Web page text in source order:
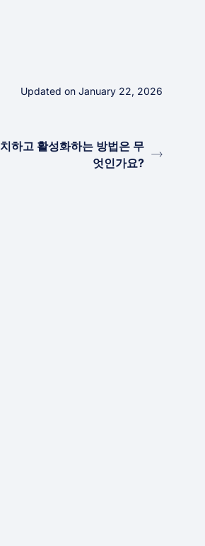
Updated on January 22, 2026
하고 활성화하는 방법은 무
엇인가요?